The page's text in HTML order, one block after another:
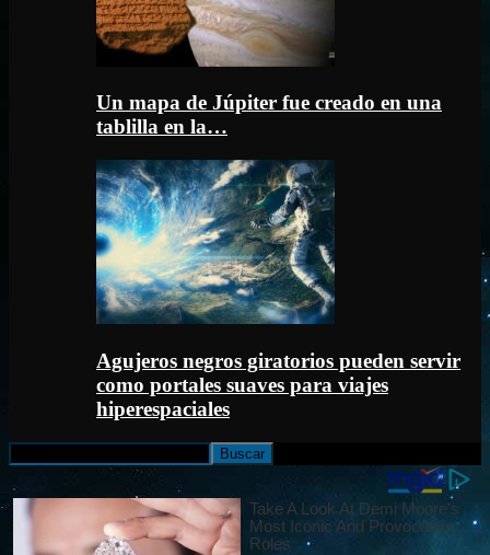
Un mapa de Júpiter fue creado en una
tablilla en la…
Agujeros negros giratorios pueden servir
como portales suaves para viajes
hiperespaciales